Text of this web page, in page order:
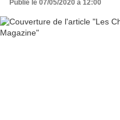
Publié le 07/05/2020 à 12:00